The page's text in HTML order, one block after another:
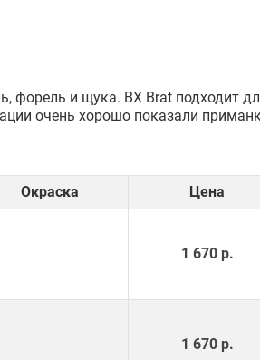
форель и щука. BX Brat подходит
очень хорошо показали
Окраска Цена
1 670 р.
1 670 р.